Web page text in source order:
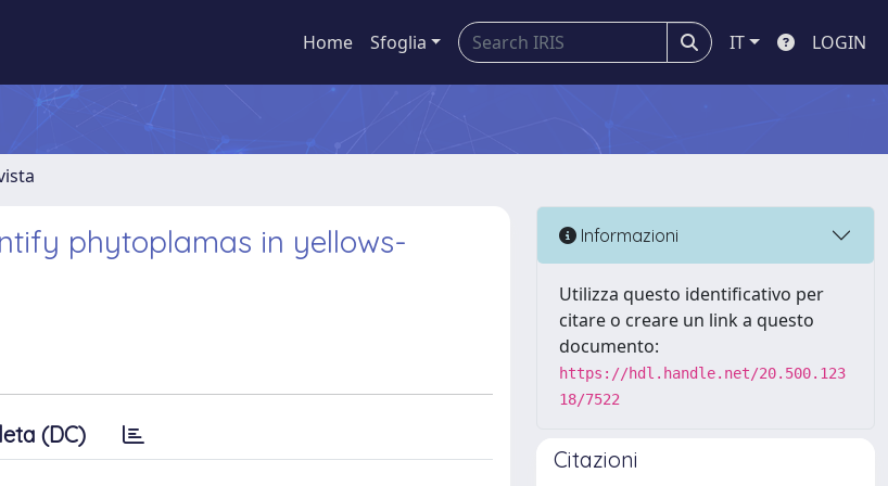
Home Sfoglia IT LOGIN
phytoplamas in yellows-
(DC)
Informazioni
Utilizza questo identificativo per
citare o creare un link a questo
documento:
https://hdl.handle.net/20.500.123
18/7522
Citazioni